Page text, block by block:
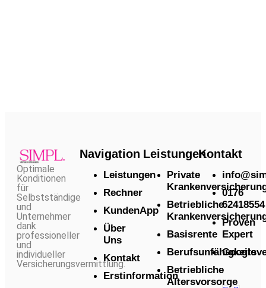
Optimale
Konditionen
für
Selbstständige
und
Unternehmer
dank
professioneller
und
individueller
Versicherungsvermittlung.
Navigation
Leistungen
Rechner
KundenApp
Über
Uns
Kontakt
Erstinformation
Leistungen
Private
Betriebliche
Basisrente
Betriebliche
Altersvorsorge
Kontakt
0176
62418554
Proven
Expert
Google